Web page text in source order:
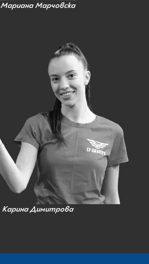
Мариана Марчовска
Карина Димитрова